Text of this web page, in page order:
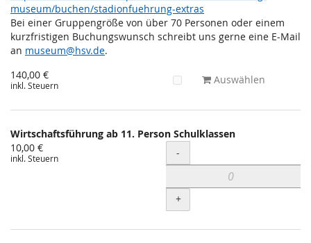
museum/buchen/stadionfuehrung-extras
Bei einer Gruppengröße von über 70 Personen oder einem
kurzfristigen Buchungswunsch schreibt uns gerne eine E-Mail
an museum@hsv.de.
140,00 €
inkl. Steuern Auswählen
Wirtschaftsführung ab 11. Person Schulklassen
10,00 €
inkl. Steuern Menge
-
+